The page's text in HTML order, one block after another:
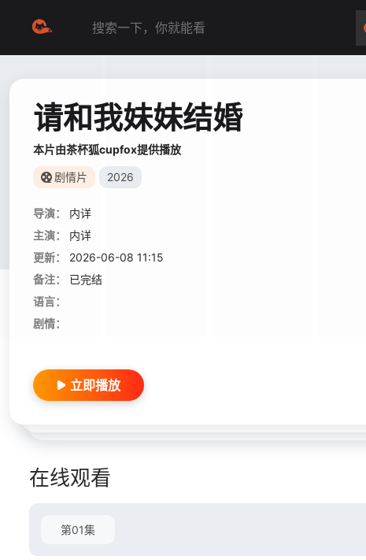
请和我妹妹结婚
本片由茶杯狐cupfox提供播放
剧情片 2026
导演：
内详
主演：
内详
更新：
2026-06-08 11:15
备注：
已完结
语言：
剧情：
立即播放
在线观看
第01集